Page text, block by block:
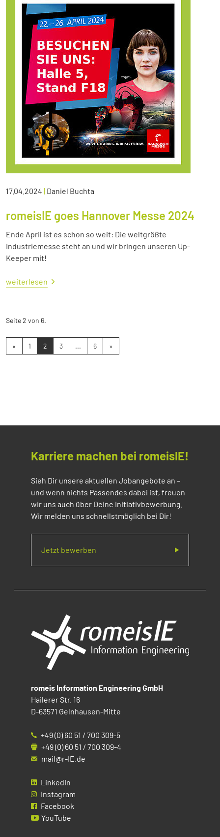
17.04.2024 | Daniel Buchta
romeisIE goes Hannover Messe 2024
Ende April ist es schon so weit: Die weltgrößte
Industriemesse steht an und wir bringen unseren Up-
Keeper mit!
weiterlesen
Seite 2 von 6.
« 1 2 3 ... 6 »
Karriere machen bei romeisIE!
Sieh Dir unsere aktuellen Jobangebote an –
und wenn nichts Passendes dabei ist, freuen
wir uns auch über Deine Initiativbewerbung.
Wir melden uns schnellstmöglich bei Dir!
Jetzt bewerben
romeis Information Engineering GmbH
Hailerer Str. 16
D-63571 Gelnhausen-Mitte
+49 (0) 60 51 / 700 309-5
+49 (0) 60 51 / 700 309-4
mail@r-IE.de
LinkedIn
Instagram
Facebook
YouTube